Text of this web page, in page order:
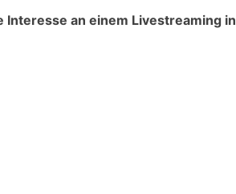
Interesse an einem Livestreaming in